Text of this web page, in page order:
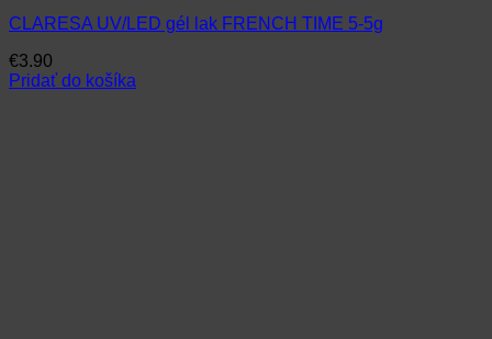
CLARESA UV/LED gél lak FRENCH TIME 5-5g
€3.90
Pridať do košíka